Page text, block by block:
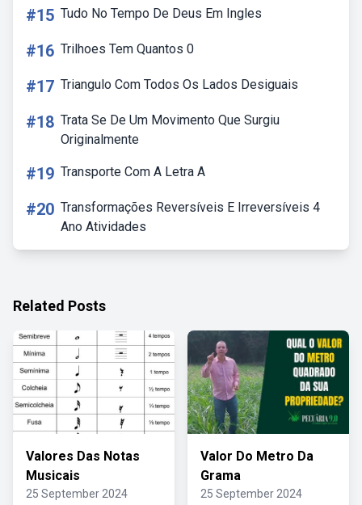
#15 Tudo No Tempo De Deus Em Ingles
#16 Trilhoes Tem Quantos 0
#17 Triangulo Com Todos Os Lados Desiguais
#18 Trata Se De Um Movimento Que Surgiu
Originalmente
#19 Transporte Com A Letra A
#20 Transformações Reversíveis E Irreversíveis 4
Ano Atividades
Related Posts
Valores Das Notas
Musicais
25 September 2024
Valor Do Metro Da
Grama
25 September 2024